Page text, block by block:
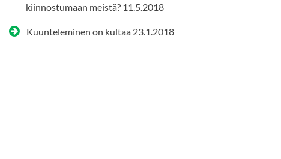
kiinnostumaan meistä? 11.5.2018
Kuunteleminen on kultaa 23.1.2018